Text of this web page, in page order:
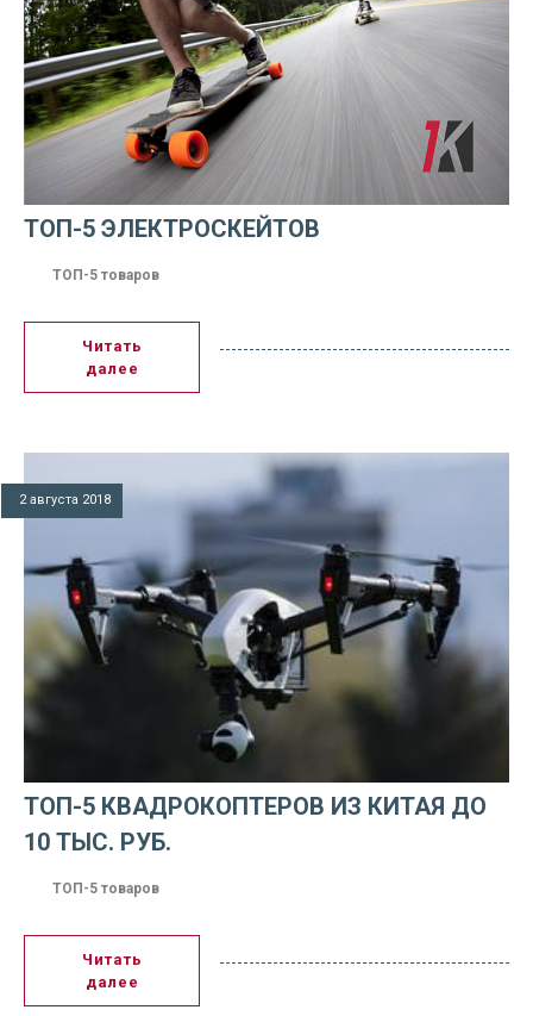
ТОП-5 ЭЛЕКТРОСКЕЙТОВ
ТОП-5 товаров
Читать
далее
2 августа 2018
ТОП-5 КВАДРОКОПТЕРОВ ИЗ КИТАЯ ДО
10 ТЫС. РУБ.
ТОП-5 товаров
Читать
далее